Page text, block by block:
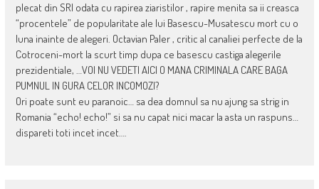
plecat din SRI odata cu rapirea ziaristilor , rapire menita sa ii creasca
“procentele” de popularitate ale lui Basescu-Musatescu mort cu o
luna inainte de alegeri. Octavian Paler , critic al canaliei perfecte de la
Cotroceni-mort la scurt timp dupa ce basescu castiga alegerile
prezidentiale, …VOI NU VEDETI AICI O MANA CRIMINALA CARE BAGA
PUMNUL IN GURA CELOR INCOMOZI?
Ori poate sunt eu paranoic… sa dea domnul sa nu ajung sa strig in
Romania “echo! echo!” si sa nu capat nici macar la asta un raspuns…
dispareti toti incet incet….